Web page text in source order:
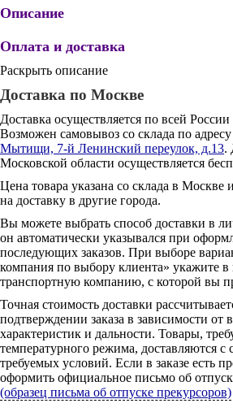
Описание
Оплата и доставка
Раскрыть описание
Доставка по Москве
Доставка осуществляется по всей
Возможен самовывоз со склада по адресу
Мытищи, 7-й Ленинский переулок, д.13.
Московской области осуществляется
Цена товара указана со склада в Москве
на доставку в другие города.
Вы можете выбрать способ доставки в
он автоматически указывался при
последующих заказов. При выборе
компания по выбору клиента» укажите в
транспортную компанию, с которой вы
Точная стоимость доставки
подтверждении заказа в зависимости от
характеристик и дальности. Товары,
температурного режима, доставляются с
требуемых условий. Если в заказе есть
оформить официальное письмо об
(образец письма об отпуске прекурсоров)